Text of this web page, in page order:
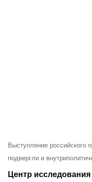
Выступление российского
подвергли и
Центр